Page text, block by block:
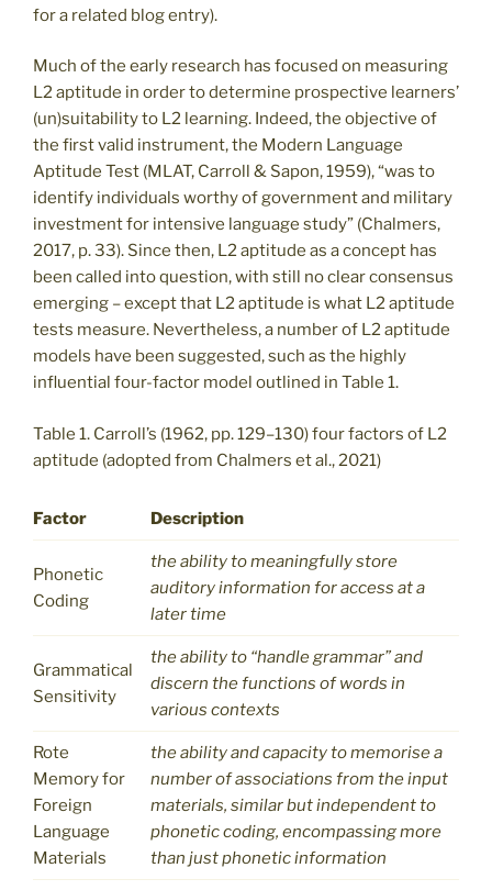
for a related blog entry).
Much of the early research has focused on measuring
L2 aptitude in order to determine prospective learners’
(un)suitability to L2 learning. Indeed, the objective of
the first valid instrument, the Modern Language
Aptitude Test (MLAT, Carroll & Sapon, 1959), “was to
identify individuals worthy of government and military
investment for intensive language study” (Chalmers,
2017, p. 33). Since then, L2 aptitude as a concept has
been called into question, with still no clear consensus
emerging – except that L2 aptitude is what L2 aptitude
tests measure. Nevertheless, a number of L2 aptitude
models have been suggested, such as the highly
influential four-factor model outlined in Table 1.
Table 1. Carroll’s (1962, pp. 129–130) four factors of L2
aptitude (adopted from Chalmers et al., 2021)
Factor Description
Phonetic
Coding
the ability to meaningfully store
auditory information for access at a
later time
Grammatical
Sensitivity
the ability to “handle grammar” and
discern the functions of words in
various contexts
Rote
Memory for
Foreign
Language
Materials
the ability and capacity to memorise a
number of associations from the input
materials, similar but independent to
phonetic coding, encompassing more
than just phonetic information